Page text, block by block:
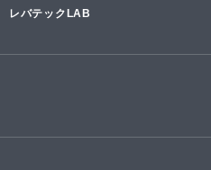
レバテックLAB